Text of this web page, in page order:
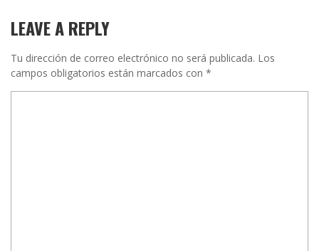
LEAVE A REPLY
Tu dirección de correo electrónico no será publicada. Los
campos obligatorios están marcados con *